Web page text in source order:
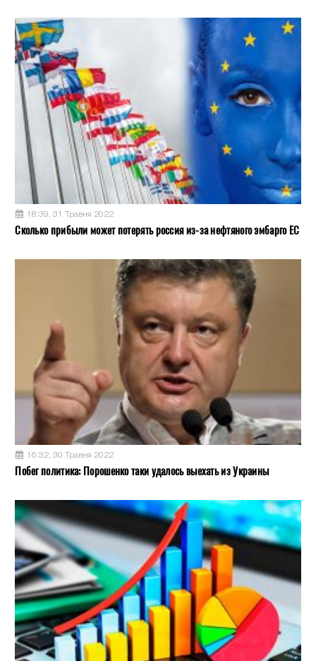
18:39, 31 Травня 2022
Сколько прибыли может потерять россия из-за нефтяного эмбарго ЕС
16:32, 30 Травня 2022
Побег политика: Порошенко таки удалось выехать из Украины